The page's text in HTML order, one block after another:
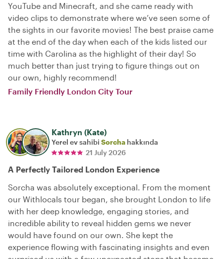
YouTube and Minecraft, and she came ready with
video clips to demonstrate where we’ve seen some of
the sights in our favorite movies! The best praise came
at the end of the day when each of the kids listed our
time with Carolina as the highlight of their day! So
much better than just trying to figure things out on
our own, highly recommend!
Family Friendly London City Tour
Kathryn (Kate)
Yerel ev sahibi Sorcha hakkında
21 July 2026
A Perfectly Tailored London Experience
Sorcha was absolutely exceptional. From the moment
our Withlocals tour began, she brought London to life
with her deep knowledge, engaging stories, and
incredible ability to reveal hidden gems we never
would have found on our own. She kept the
experience flowing with fascinating insights and even